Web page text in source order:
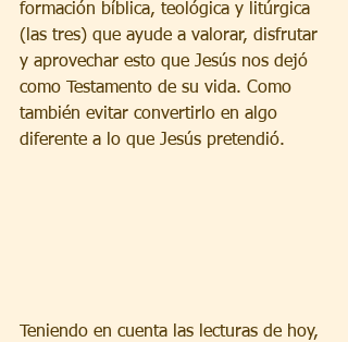
formación bíblica, teológica y litúrgica
(las tres) que ayude a valorar, disfrutar
y aprovechar esto que Jesús nos dejó
como Testamento de su vida. Como
también evitar convertirlo en algo
diferente a lo que Jesús pretendió.
Teniendo en cuenta las lecturas de hoy,